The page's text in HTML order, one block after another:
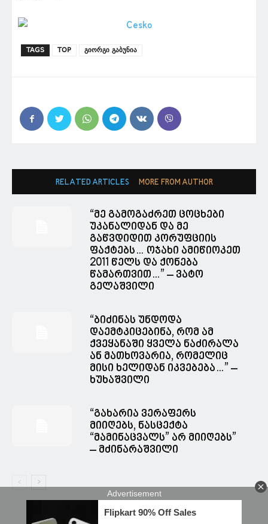
TAGS TOP გიორგი გაბუნია
RELATED ARTICLES MORE FROM AUTHOR
“მე გამოგაძრეთ ცოცხები
უკანალიდან და მე
გაწვდიდით კორუფციის
ფაქტებს… ოჯახი ამიწიოკეთ
2011 წელს და ქონება
წამართვით…” – ვატო
გელაშვილი
“ბიძინას უნდოდა
დაემტკიცებინა, რომ ამ
ქვეყანაში ყველა ნაძირალა
ან მათხოვარია, რომელიც
მისი ხელიდან იკვებება…” –
ხუხაშვილი
“გახარია ვერაფერს
მიიღებს, ნასცექტა
“მამინაცვალს” არ მიიღებს”
– მძინარაშვილი